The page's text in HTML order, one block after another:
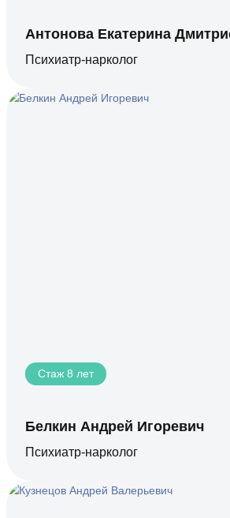
Антонова Екатерина
Психиатр-нарколог
Стаж 8 лет
Белкин Андрей Игоревич
Психиатр-нарколог